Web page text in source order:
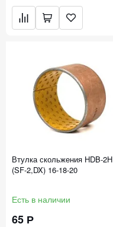
Втулка скольжения HDB-2H
(SF-2,DX) 16-18-20
Есть в наличии
65 Р